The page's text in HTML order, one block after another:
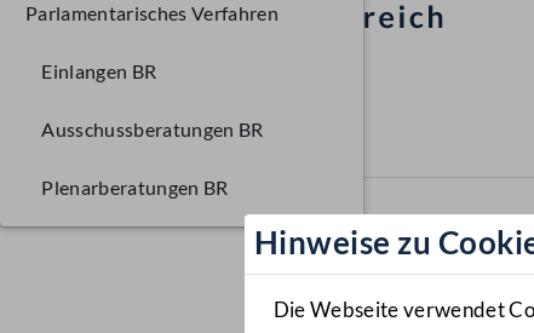
Hinweise zu
Die Webseite verwendet
Parlamentarisches Verfahren
Einlangen BR
Ausschussberatungen BR
Plenarberatungen BR